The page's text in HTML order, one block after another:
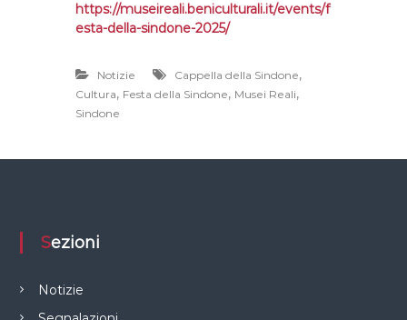
https://museireali.beniculturali.it/events/f
esta-della-sindone-2025/
Notizie Cappella della Sindone,
Cultura, Festa della Sindone, Musei Reali,
Sindone
Sezioni
Notizie